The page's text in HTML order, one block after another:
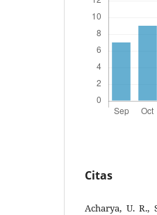
Citas
Acharya, U. R.,